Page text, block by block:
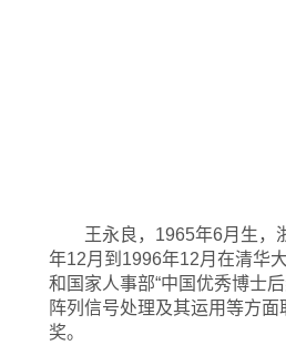
王永良，1965年6月生，
年12月到1996年12月在清华
和国家人事部“中国优秀博士
阵列信号处理及其运用等方
奖。